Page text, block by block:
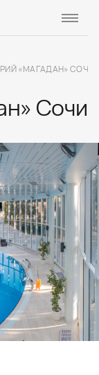
«МАГАДАН» СОЧИ
Сочи